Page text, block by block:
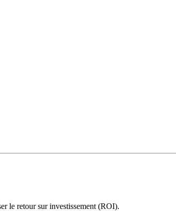
le retour sur investissement (ROI).